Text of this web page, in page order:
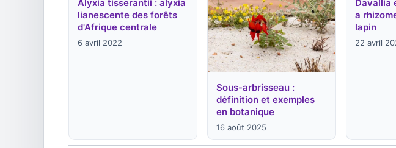
Alyxia tisserantii : alyxia
lianescente des forêts
d'Afrique centrale
6 avril 2022
Sous-arbrisseau :
définition et exemples
en botanique
16 août 2025
Davallia
a
lapin
22 avril